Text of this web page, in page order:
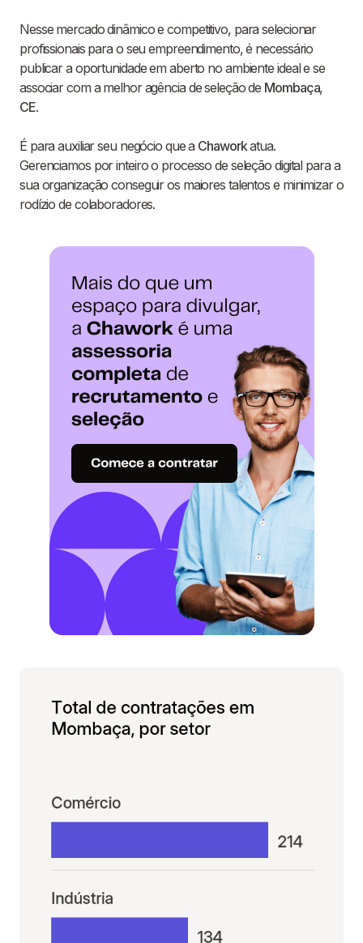
Nesse mercado dinâmico e competitivo, para selecionar
profissionais para o seu empreendimento, é necessário
publicar a oportunidade em aberto no ambiente ideal e se
associar com a melhor agência de seleção de Mombaça,
CE.
É para auxiliar seu negócio que a Chaworkatua.
Gerenciamos por inteiro o processo de seleção digital para a
sua organização conseguir os maiores talentos e minimizar o
rodízio de colaboradores.